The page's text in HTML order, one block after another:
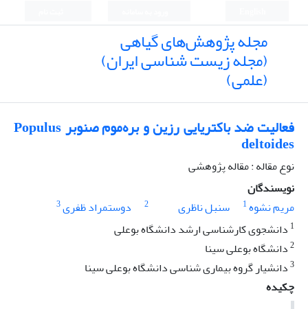
مجله پژوهش‌های گیاهی
(مجله زیست شناسی ایران)
(علمی)
فعالیت ضد باکتریایی رزین و بره‌موم صنوبر Populus
deltoides
نوع مقاله : مقاله پژوهشی
نویسندگان
مریم نشوه1 سنبل ناظری 2 دوستمراد ظفری3
1 دانشجوی کارشناسی ارشد دانشگاه بوعلی
2دانشگاه بوعلی سینا
3دانشیار گروه بیماری شناسی دانشگاه بوعلی سینا
چکیده